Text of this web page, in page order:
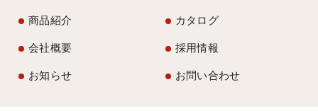
商品紹介 カタログ
会社概要 採用情報
お知らせ お問い合わせ